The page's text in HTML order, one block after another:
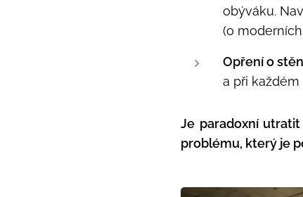
obýváku.
(o
Opření o
a při
Je paradoxní
problému, který je